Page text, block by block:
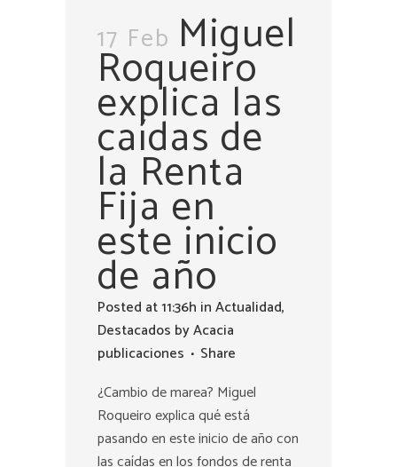
17 Feb Miguel
Roqueiro
explica las
caídas de
la Renta
Fija en
este inicio
de año
Posted at 11:36h inActualidad,
Destacados byAcacia
publicaciones
Share
¿Cambio de marea? Miguel
Roqueiro explica qué está
pasando en este inicio de año con
las caídas en los fondos de renta